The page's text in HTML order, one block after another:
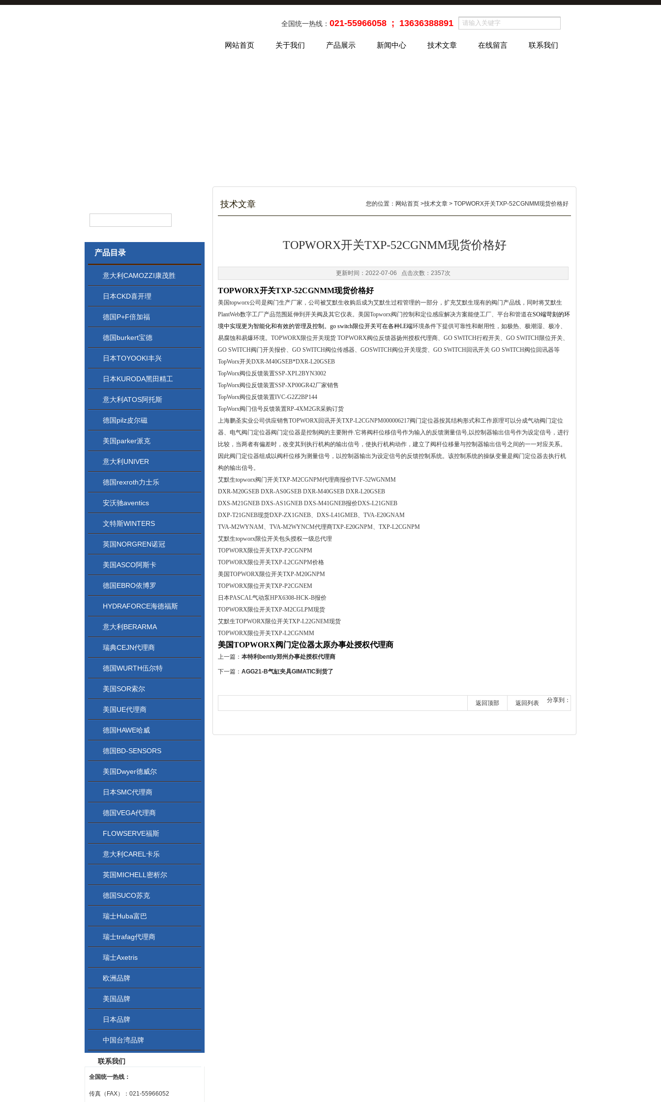
全国统一热线： 021-55966058 ; 13636388891
网站首页 关于我们 产品展示 新闻中心 技术文章 在线留言 联系我们
产品目录
意大利CAMOZZI康茂胜
日本CKD喜开理
德国P+F倍加福
德国burkert宝德
日本TOYOOKI丰兴
日本KURODA黑田精工
意大利ATOS阿托斯
德国pilz皮尔磁
美国parker派克
意大利UNIVER
德国rexroth力士乐
安沃驰aventics
文特斯WINTERS
英国NORGREN诺冠
美国ASCO阿斯卡
德国EBRO依博罗
HYDRAFORCE海德福斯
意大利BERARMA
瑞典CEJN代理商
德国WURTH伍尔特
美国SOR索尔
美国UE代理商
德国HAWE哈威
德国BD-SENSORS
美国Dwyer德威尔
日本SMC代理商
德国VEGA代理商
FLOWSERVE福斯
意大利CAREL卡乐
英国MICHELL密析尔
德国SUCO苏克
瑞士Huba富巴
瑞士trafag代理商
瑞士Axetris
欧洲品牌
美国品牌
日本品牌
中国台湾品牌
联系我们
全国统一热线：
传真（FAX）：021-55966052
技术文章 您的位置： 网站首页 >技术文章 > TOPWORX开关TXP-52CGNMM现货价格好
TOPWORX开关TXP-52CGNMM现货价格好
更新时间：2022-07-06 点击次数：2357次
TOPWORX开关TXP-52CGNMM现货价格好
美国topworx公司是阀门生产厂家，公司被艾默生收购后成为艾默生过程管理的一部分，扩充艾默生现有的阀门产品线，同时将艾默生
PlantWeb数字工厂产品范围延伸到开关阀及其它仪表。美国Topworx阀门控制和定位感应解决方案能使工厂、平台和管道在SO端苛刻的环
境中实现更为智能化和有效的管理及控制。go switch限位开关可在各种LE端环境条件下提供可靠性和耐用性，如极热、极潮湿、极冷、
易腐蚀和易爆环境。TOPWORX限位开关现货 TOPWORX阀位反馈器扬州授权代理商、GO SWITCH行程开关、GO SWITCH限位开关、
GO SWITCH阀门开关报价、GO SWITCH阀位传感器、GOSWITCH阀位开关现货、GO SWITCH回讯开关 GO SWITCH阀位回讯器等
TopWorx开关DXR-M40GSEB*DXR-L20GSEB
TopWorx阀位反馈装置SSP-XPL2BYN3002
TopWorx阀位反馈装置SSP-XP00GR42厂家销售
TopWorx阀位反馈装置IVC-G2Z2BP144
TopWorx阀门信号反馈装置RP-4XM2GR采购订货
上海鹏圣实业公司供应销售TOPWORX回讯开关TXP-L2CGNPM000006217阀门定位器按其结构形式和工作原理可以分成气动阀门定位
器、电气阀门定位器阀门定位器是控制阀的主要附件.它将阀杆位移信号作为输入的反馈测量信号,以控制器输出信号作为设定信号，进行
比较，当两者有偏差时，改变其到执行机构的输出信号，使执行机构动作，建立了阀杆位移量与控制器输出信号之间的一一对应关系。
因此阀门定位器组成以阀杆位移为测量信号，以控制器输出为设定信号的反馈控制系统。该控制系统的操纵变量是阀门定位器去执行机
构的输出信号。
艾默生topworx阀门开关TXP-M2CGNPM代理商报价TVF-52WGNMM
DXR-M20GSEB DXR-AS0GSEB DXR-M40GSEB DXR-L20GSEB
DXS-M21GNEB DXS-AS1GNEB DXS-M41GNEB报价DXS-L21GNEB
DXP-T21GNEB现货DXP-ZX1GNEB、DXS-L41GMEB、TVA-E20GNAM
TVA-M2WYNAM、TVA-M2WYNCM代理商TXP-E20GNPM、TXP-L2CGNPM
艾默生topworx限位开关包头授权一级总代理
TOPWORX限位开关TXP-P2CGNPM
TOPWORX限位开关TXP-L2CGNPM价格
美国TOPWORX限位开关TXP-M20GNPM
TOPWORX限位开关TXP-P2CGNEM
日本PASCAL气动泵HPX6308-HCK-B报价
TOPWORX限位开关TXP-M2CGLPM现货
艾默生TOPWORX限位开关TXP-L22GNEM现货
TOPWORX限位开关TXP-L2CGNMM
美国TOPWORX阀门定位器太原办事处授权代理商
上一篇： 本特利bently郑州办事处授权代理商
下一篇： AGG21-B气缸夹具GIMATIC到货了
返回列表
返回顶部